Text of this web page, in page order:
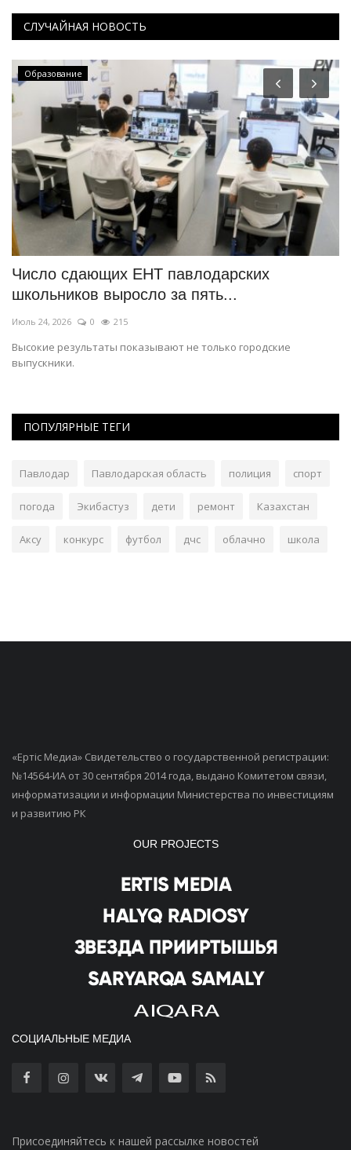
СЛУЧАЙНАЯ НОВОСТЬ
Образование
Число сдающих ЕНТ павлодарских
школьников выросло за пять...
Июль 24, 2026 0 215
Высокие результаты показывают не только городские
выпускники.
ПОПУЛЯРНЫЕ ТЕГИ
Павлодар Павлодарская область полиция спорт
погода Экибастуз дети ремонт Казахстан
Аксу конкурс футбол дчс облачно школа
«Ертiс Медиа» Свидетельство о государственной регистрации:
№14564-ИА от 30 сентября 2014 года, выдано Комитетом связи,
информатизации и информации Министерства по инвестициям
и развитию РК
OUR PROJECTS
СОЦИАЛЬНЫЕ МЕДИА
Присоединяйтесь к нашей рассылке новостей